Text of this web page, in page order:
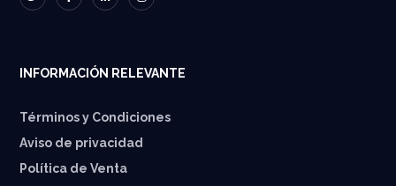
INFORMACIÓN RELEVANTE
Términos y Condiciones
Aviso de privacidad
Política de Venta